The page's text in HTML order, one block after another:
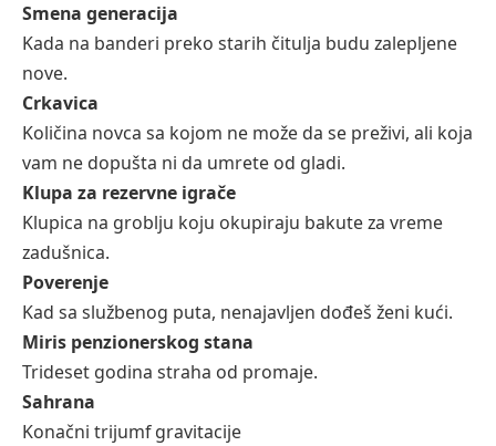
Smena generacija
Kada na banderi preko starih čitulja budu zalepljene
nove.
Crkavica
Količina novca sa kojom ne može da se preživi, ali koja
vam ne dopušta ni da umrete od gladi.
Klupa za rezervne igrače
Klupica na groblju koju okupiraju bakute za vreme
zadušnica.
Poverenje
Kad sa službenog puta, nenajavljen dođeš ženi kući.
Miris penzionerskog stana
Trideset godina straha od promaje.
Sahrana
Konačni trijumf gravitacije